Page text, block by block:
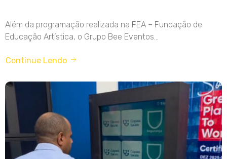
Além da programação realizada na FEA – Fundação de
Educação Artística, o Grupo Bee Eventos...
Continue Lendo